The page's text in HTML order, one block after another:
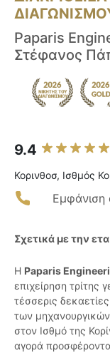
ΔΙΑΓΩΝΙΣΜΟΥ
Paparis
Στέφανος
9.4
Κορινθοσ, Ισθμός
Εμφάνιση
Σχετικά με την
Η Paparis
επιχείρηση τρίτης
τέσσερις
των
στον Ισθμό της
αγορά